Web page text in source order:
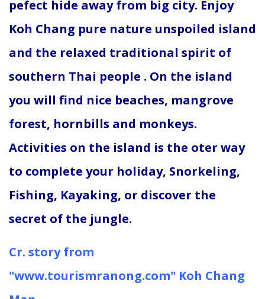
pefect hide away from big city. Enjoy
Koh Chang pure nature unspoiled island
and the relaxed traditional spirit of
southern Thai people . On the island
you will find nice beaches, mangrove
forest, hornbills and monkeys.
Activities on the island is the oter way
to complete your holiday, Snorkeling,
Fishing, Kayaking, or discover the
secret of the jungle.
Cr. story from
"www.tourismranong.com" Koh Chang